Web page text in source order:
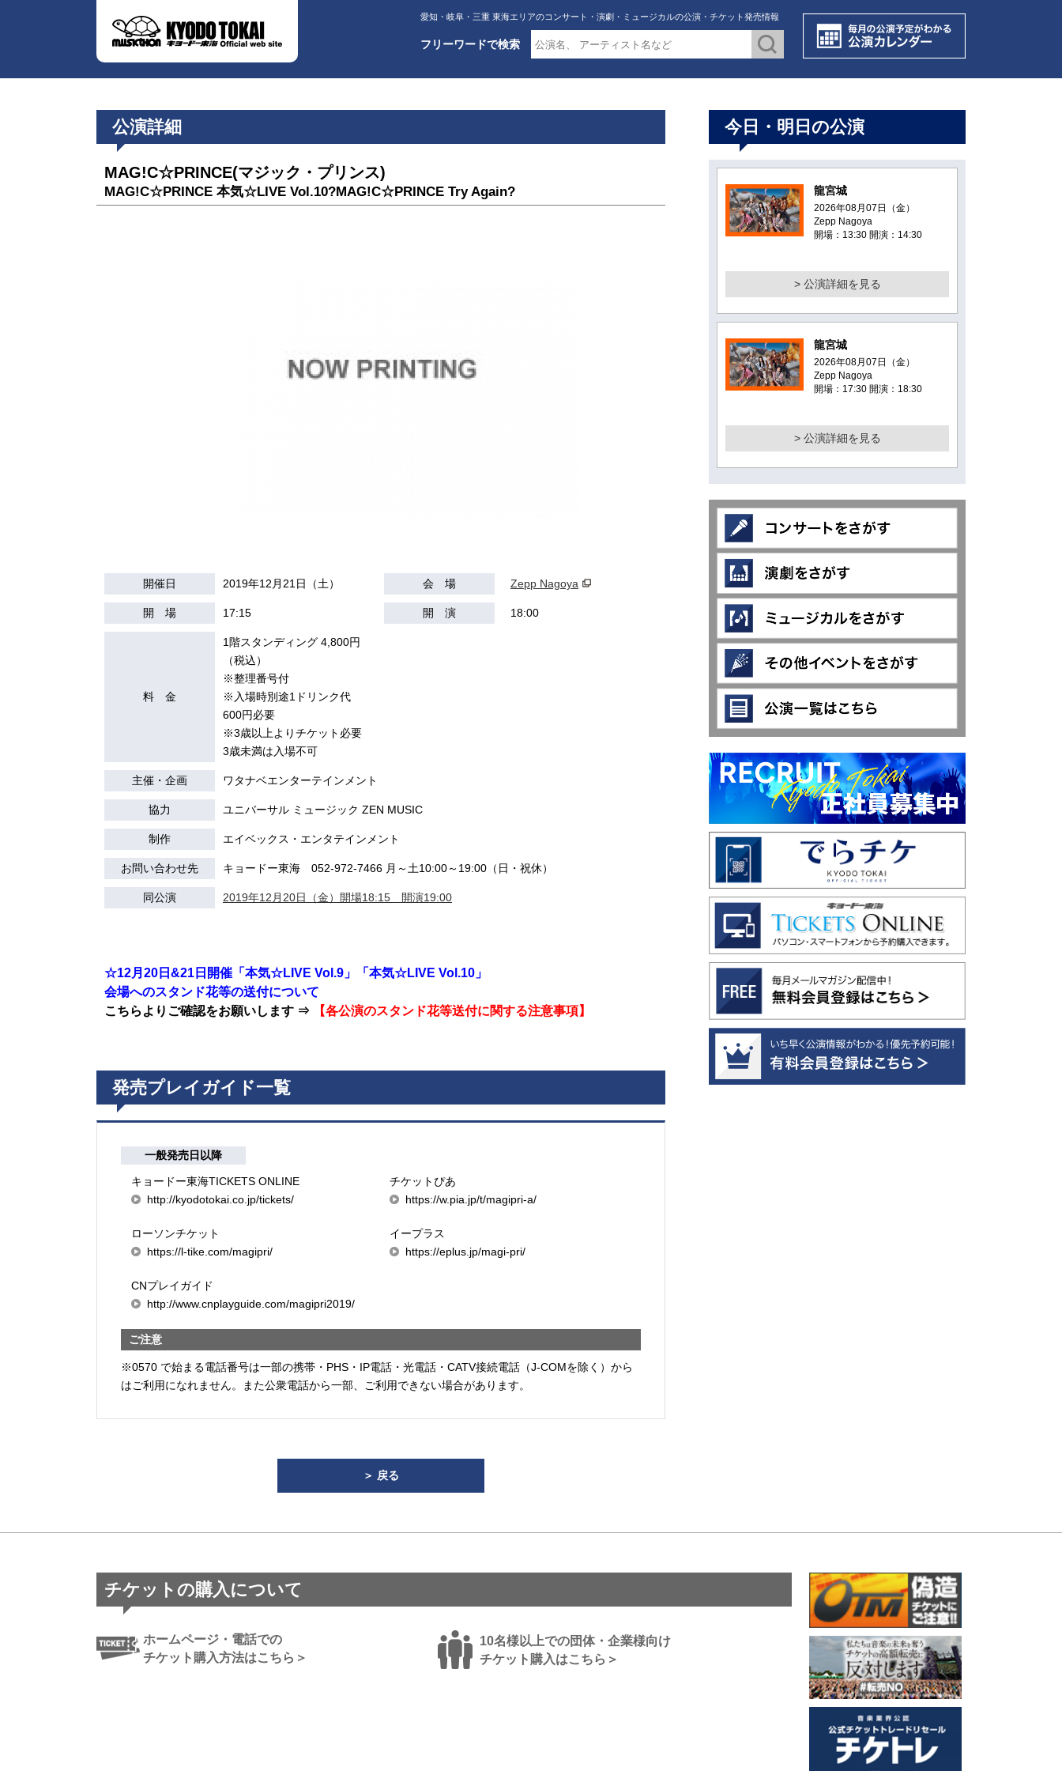
愛知・岐阜・三重 東海エリアのコンサート・演劇・ミュージカルの公演・チケット発売情報
フリーワードで検索
公演詳細
MAG!C☆PRINCE(マジック・プリンス)
MAG!C☆PRINCE 本気☆LIVE Vol.10?MAG!C☆PRINCE Try Again?
開催日 2019年12月21日（土） 会 場 Zepp Nagoya
開 場 17:15 開 演 18:00
料 金
1階スタンディング 4,800円
（税込）
※整理番号付
※入場時別途1ドリンク代
600円必要
※3歳以上よりチケット必要
3歳未満は入場不可
主催・企画 ワタナベエンターテインメント
協力 ユニバーサル ミュージック ZEN MUSIC
制作 エイベックス・エンタテインメント
お問い合わせ先 キョードー東海 052-972-7466 月～土10:00～19:00（日・祝休）
同公演 2019年12月20日（金）開場18:15 開演19:00
☆12月20日&21日開催「本気☆LIVE Vol.9」「本気☆LIVE Vol.10」
会場へのスタンド花等の送付について
こちらよりご確認をお願いします ⇒
【各公演のスタンド花等送付に関する注意事項】
発売プレイガイド一覧
一般発売日以降
キョードー東海TICKETS ONLINE
http://kyodotokai.co.jp/tickets/
チケットぴあ
https://w.pia.jp/t/magipri-a/
ローソンチケット
https://l-tike.com/magipri/
イープラス
https://eplus.jp/magi-pri/
CNプレイガイド
http://www.cnplayguide.com/magipri2019/
ご注意
※0570 で始まる電話番号は一部の携帯・PHS・IP電話・光電話・CATV接続電話（J-COMを除く）から
はご利用になれません。また公衆電話から一部、ご利用できない場合があります。
＞ 戻る
今日・明日の公演
龍宮城
2026年08月07日（金）
Zepp Nagoya
開場：13:30 開演：14:30
> 公演詳細を見る
龍宮城
2026年08月07日（金）
Zepp Nagoya
開場：17:30 開演：18:30
> 公演詳細を見る
チケットの購入について
ホームページ・電話での
チケット購入方法はこちら＞
10名様以上での団体・企業様向け
チケット購入はこちら＞